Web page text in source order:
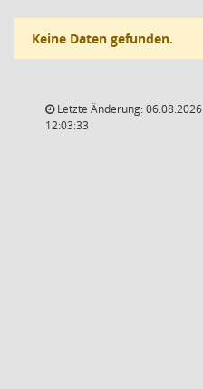
Keine Daten gefunden.
Letzte Änderung: 06.08.2026
12:03:33